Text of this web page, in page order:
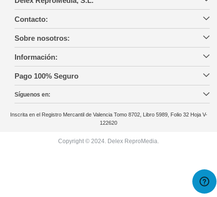
Contacto:
Sobre nosotros:
Información:
Pago 100% Seguro
Síguenos en:
Inscrita en el Registro Mercantil de Valencia Tomo 8702, Libro 5989, Folio 32 Hoja V-
122620
Copyright © 2024. Delex ReproMedia.